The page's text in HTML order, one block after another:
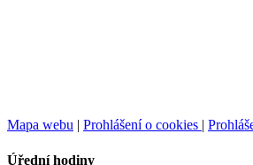
Mapa webu | Prohlášení o cookies |
Úřední hodiny